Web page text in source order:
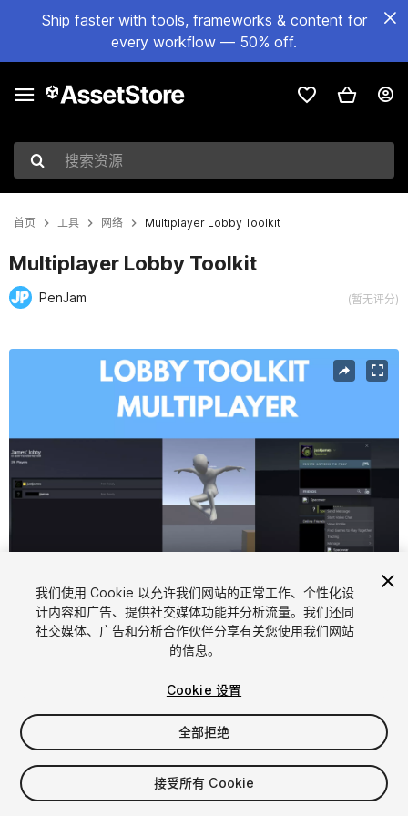
Ship faster with tools, frameworks & content for
every workflow — 50% off.
搜索资源
首页 工具 网络 Multiplayer Lobby Toolkit
Multiplayer Lobby Toolkit
PenJam (暂无评分)
当前幻灯片：1 / 6
1/6
$30
席位
我们使用 Cookie 以允许我们网站的正常工作、个性化设
计内容和广告、提供社交媒体功能并分析流量。我们还同
社交媒体、广告和分析合作伙伴分享有关您使用我们网站
的信息。
Cookie 设置
全部拒绝
接受所有 Cookie